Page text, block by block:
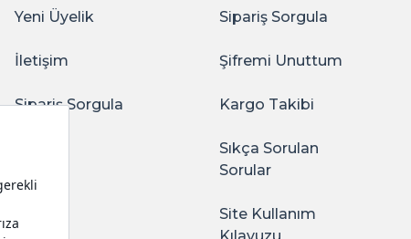
Tepsisi Parlak Siyah Sarkap Home 16x35
Yeni Üyelik
İletişim
Sipariş Sorgula
Sipariş Sorgula
Şifremi Unuttum
Kargo Takibi
Sıkça Sorulan
Sorular
Site Kullanım